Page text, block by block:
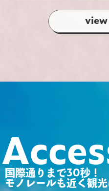
国際通りまで30秒！
モノレールも近く観